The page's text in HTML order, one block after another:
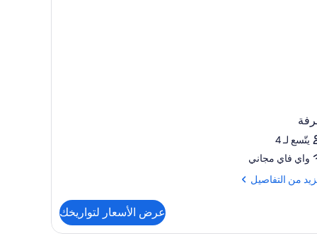
يتّسع لـ 4
واي فاي مجاني
من التفاصيل
عرض الأسعار لتواريخك